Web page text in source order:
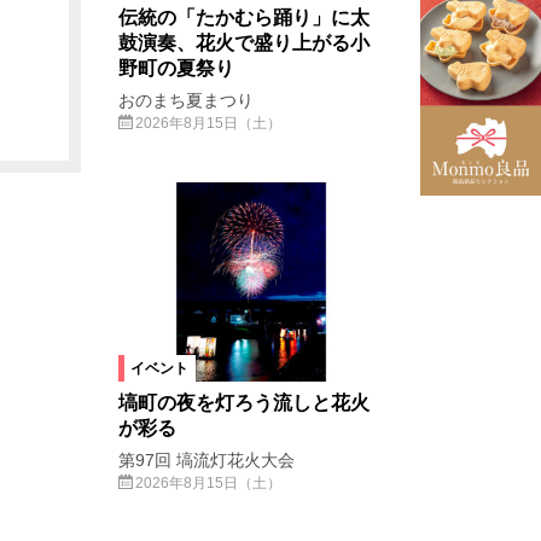
伝統の「たかむら踊り」に太
鼓演奏、花火で盛り上がる小
野町の夏祭り
おのまち夏まつり
2026年8月15日（土）
イベント
塙町の夜を灯ろう流しと花火
が彩る
第97回 塙流灯花火大会
2026年8月15日（土）